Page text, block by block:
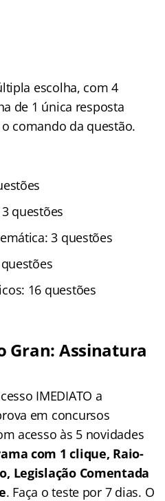
escolha, com 4
de 1 única resposta
comando da questão.
questões
3 questões
16 questões
Gran: Assinatura
IMEDIATO a
em concursos
acesso às 5 novidades
com 1 clique, Raio-
Legislação Comentada
. Faça o teste por 7 dias. O